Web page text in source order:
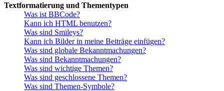
Textformatierung und Thementypen
Was ist BBCode?
Kann ich HTML benutzen?
Was sind Smileys?
Kann ich Bilder in meine Beiträge einfügen?
Was sind globale Bekanntmachungen?
Was sind Bekanntmachungen?
Was sind wichtige Themen?
Was sind geschlossene Themen?
Was sind Themen-Symbole?